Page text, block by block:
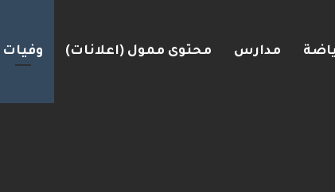
مدارس محتوى ممول (اعلانات) وفيات
وموظفي الهايتك يحرم إسرائيل من إيرادات